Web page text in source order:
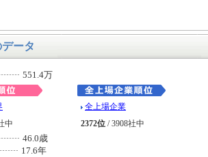
ータ
551.4万
中
全上場企業
2372位 / 3908社中
46.0歳
17.6年